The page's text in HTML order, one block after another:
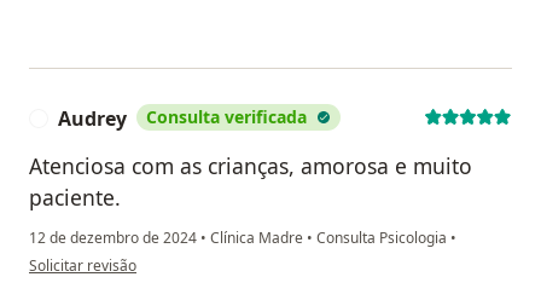
Audrey Consulta verificada
Atenciosa com as crianças, amorosa e muito
paciente.
12 de dezembro de 2024 • Clínica Madre • Consulta Psicologia •
na opinião do utilizador Audrey
Solicitar revisão